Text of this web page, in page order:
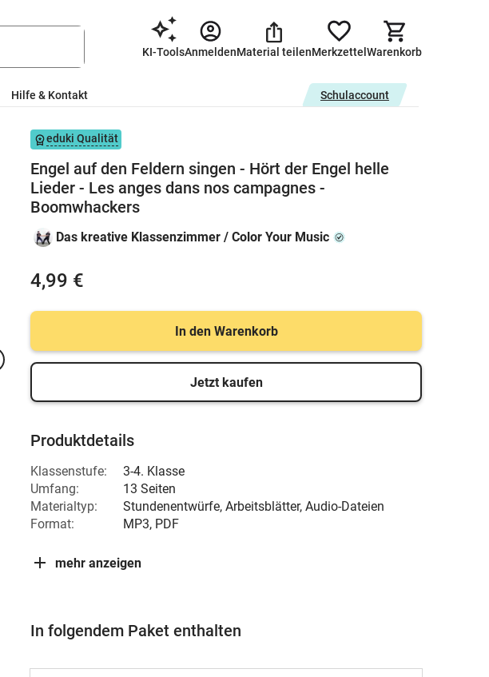
KI-ToolsAnmeldenMaterial teilenMerkzettel Warenkorb
Hilfe & Kontakt Schulaccount
eduki Qualität
Engel auf den Feldern singen - Hört der Engel helle
Lieder - Les anges dans nos campagnes -
Boomwhackers
Das kreative Klassenzimmer / Color Your Music
4,99 €
In den Warenkorb
Jetzt kaufen
Produktdetails
Klassenstufe:
3-4. Klasse
Umfang:
13 Seiten
Materialtyp:
Stundenentwürfe, Arbeitsblätter, Audio-Dateien
Format:
MP3, PDF
mehr anzeigen
In folgendem Paket enthalten